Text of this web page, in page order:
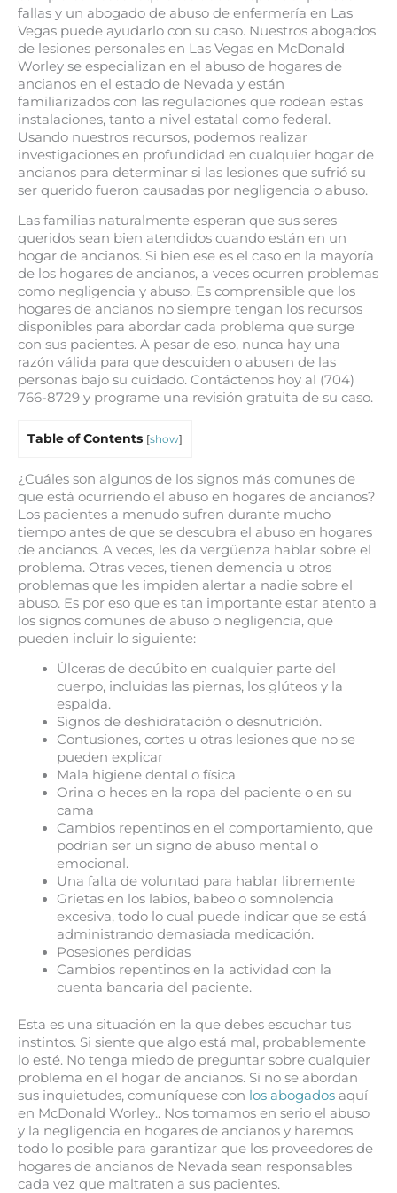
fallas y un abogado de abuso de enfermería en Las
Vegas puede ayudarlo con su caso. Nuestros abogados
de lesiones personales en Las Vegas en McDonald
Worley se especializan en el abuso de hogares de
ancianos en el estado de Nevada y están
familiarizados con las regulaciones que rodean estas
instalaciones, tanto a nivel estatal como federal.
Usando nuestros recursos, podemos realizar
investigaciones en profundidad en cualquier hogar de
ancianos para determinar si las lesiones que sufrió su
ser querido fueron causadas por negligencia o abuso.
Las familias naturalmente esperan que sus seres
queridos sean bien atendidos cuando están en un
hogar de ancianos. Si bien ese es el caso en la mayoría
de los hogares de ancianos, a veces ocurren problemas
como negligencia y abuso. Es comprensible que los
hogares de ancianos no siempre tengan los recursos
disponibles para abordar cada problema que surge
con sus pacientes. A pesar de eso, nunca hay una
razón válida para que descuiden o abusen de las
personas bajo su cuidado. Contáctenos hoy al (704)
766-8729 y programe una revisión gratuita de su caso.
Table of Contents [show]
¿Cuáles son algunos de los signos más comunes de
que está ocurriendo el abuso en hogares de ancianos?
Los pacientes a menudo sufren durante mucho
tiempo antes de que se descubra el abuso en hogares
de ancianos. A veces, les da vergüenza hablar sobre el
problema. Otras veces, tienen demencia u otros
problemas que les impiden alertar a nadie sobre el
abuso. Es por eso que es tan importante estar atento a
los signos comunes de abuso o negligencia, que
pueden incluir lo siguiente:
Úlceras de decúbito en cualquier parte del
cuerpo, incluidas las piernas, los glúteos y la
espalda.
Signos de deshidratación o desnutrición.
Contusiones, cortes u otras lesiones que no se
pueden explicar
Mala higiene dental o física
Orina o heces en la ropa del paciente o en su
cama
Cambios repentinos en el comportamiento, que
podrían ser un signo de abuso mental o
emocional.
Una falta de voluntad para hablar libremente
Grietas en los labios, babeo o somnolencia
excesiva, todo lo cual puede indicar que se está
administrando demasiada medicación.
Posesiones perdidas
Cambios repentinos en la actividad con la
cuenta bancaria del paciente.
Esta es una situación en la que debes escuchar tus
instintos. Si siente que algo está mal, probablemente
lo esté. No tenga miedo de preguntar sobre cualquier
problema en el hogar de ancianos. Si no se abordan
sus inquietudes, comuníquese con los abogados aquí
en McDonald Worley.. Nos tomamos en serio el abuso
y la negligencia en hogares de ancianos y haremos
todo lo posible para garantizar que los proveedores de
hogares de ancianos de Nevada sean responsables
cada vez que maltraten a sus pacientes.